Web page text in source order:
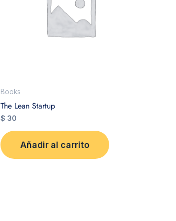
Books
The Lean Startup
$ 30
Añadir al carrito